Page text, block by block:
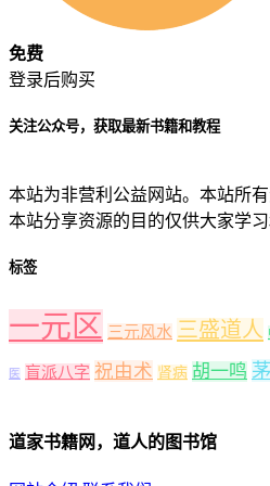
免费
登录后购买
关注公众号，获取最新书籍和教程
本站为非营利公益网站。本站所
本站分享资源的目的仅供大家学
标签
一元区 三元风水 三盛道人
医 盲派八字 祝由术 肾病 胡一鸣
道家书籍网，道人的图书馆